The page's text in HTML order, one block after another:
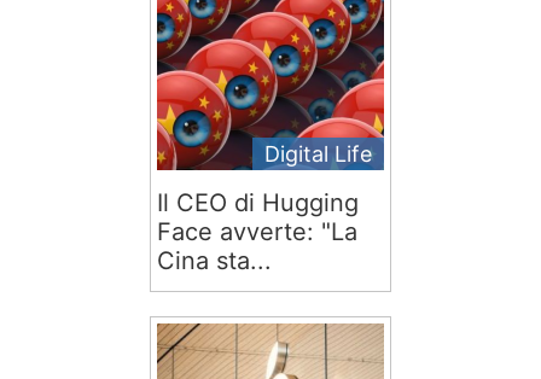
Digital Life
Il CEO di Hugging
Face avverte: "La
Cina sta...